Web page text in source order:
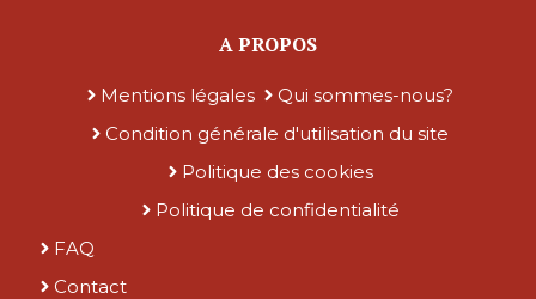
A PROPOS
Mentions légales
Qui sommes-nous?
Condition générale d'utilisation du site
Politique des cookies
Politique de confidentialité
FAQ
Contact